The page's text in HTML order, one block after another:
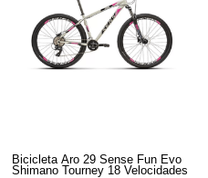
Bicicleta Aro 29 Sense Fun Evo
Shimano Tourney 18 Velocidades